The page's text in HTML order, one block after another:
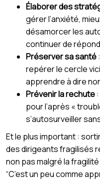
Élaborer des
gérer l’anxiété,
désamorcer les
continuer de
Préserver sa santé
repérer le cercle
apprendre à dire
Prévenir la rechute
pour l’après «
s’autosurveiller
Et le plus important :
des dirigeants fragilisés
non pas malgré la
“C’est un peu comme